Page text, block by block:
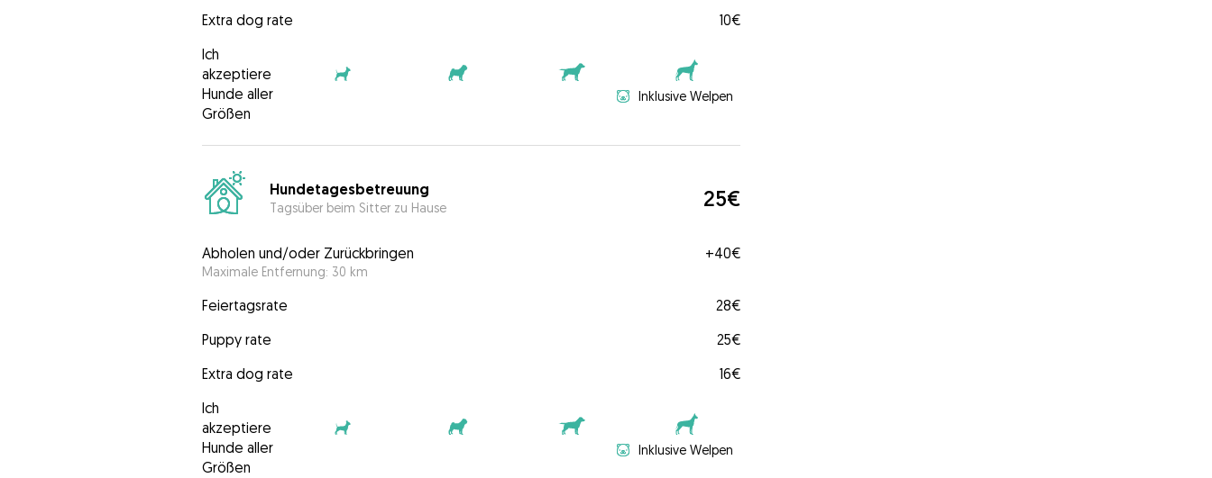
Extra dog rate
10€
Ich
akzeptiere
Hunde aller
Größen
Inklusive Welpen
Hundetagesbetreuung
Tagsüber beim Sitter zu Hause 25€
Abholen und/oder Zurückbringen
Maximale Entfernung: 30 km
+40€
Feiertagsrate
28€
Puppy rate
25€
Extra dog rate
16€
Ich
akzeptiere
Hunde aller
Größen
Inklusive Welpen